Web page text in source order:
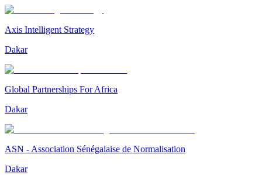
Axis Intelligent Strategy
Dakar
Global Partnerships For Africa
Dakar
ASN - Association Sénégalaise de Normalisation
Dakar